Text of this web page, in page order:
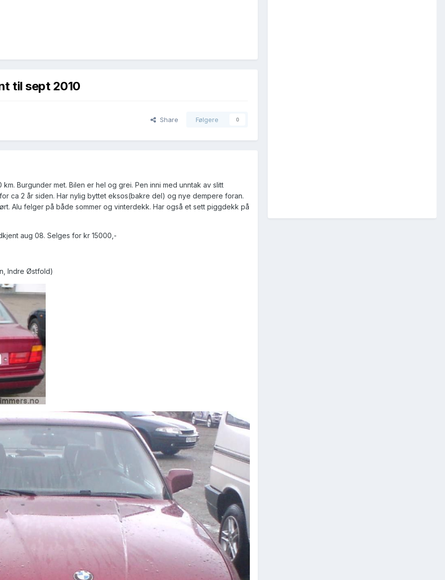
til sept 2010
Share Følgere 0
Burgunder met. Bilen er hel og grei. Pen inni med unntak av slitt
ca 2 år siden. Har nylig byttet eksos(bakre del) og nye dempere foran.
Alu felger på både sommer og vinterdekk. Har også et sett piggdekk på
aug 08. Selges for kr 15000,-
Indre Østfold)